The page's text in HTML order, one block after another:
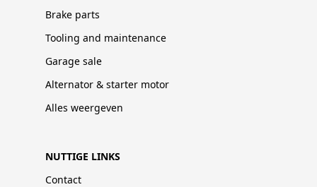
Brake parts
Tooling and maintenance
Garage sale
Alternator & starter motor
Alles weergeven
NUTTIGE LINKS
Contact